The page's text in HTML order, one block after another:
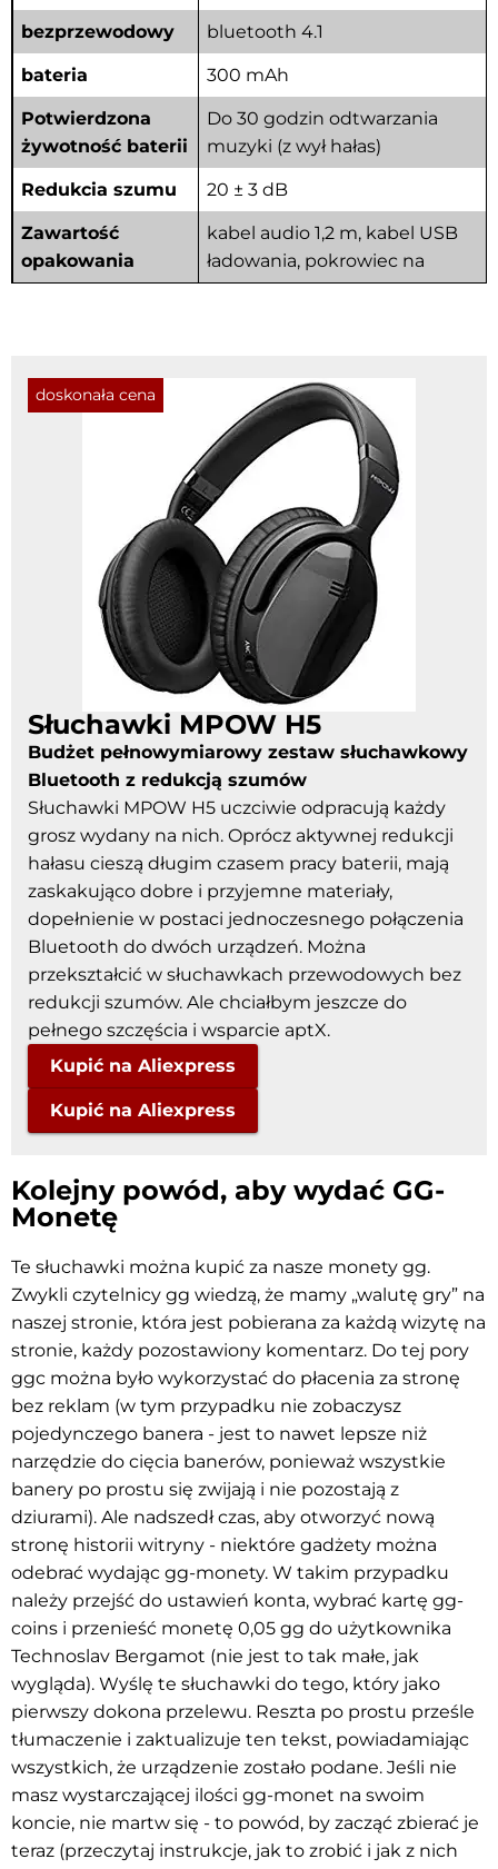
bezprzewodowy bluetooth 4.1
bateria 300 mAh
Potwierdzona
żywotność baterii
Do 30 godzin odtwarzania
muzyki (z wył hałas)
Redukcia szumu 20 ± 3 dB
Zawartość
opakowania
kabel audio 1,2 m, kabel USB
ładowania, pokrowiec na
doskonała cena
Słuchawki MPOW H5
Budżet pełnowymiarowy zestaw słuchawkowy
Bluetooth z redukcją szumów
Słuchawki MPOW H5 uczciwie odpracują każdy
grosz wydany na nich. Oprócz aktywnej redukcji
hałasu cieszą długim czasem pracy baterii, mają
zaskakująco dobre i przyjemne materiały,
dopełnienie w postaci jednoczesnego połączenia
Bluetooth do dwóch urządzeń. Można
przekształcić w słuchawkach przewodowych bez
redukcji szumów. Ale chciałbym jeszcze do
pełnego szczęścia i wsparcie aptX.
Kupić na Aliexpress
Kupić na Aliexpress
Kolejny powód, aby wydać GG-
Monetę
Te słuchawki można kupić za nasze monety gg.
Zwykli czytelnicy gg wiedzą, że mamy „walutę gry” na
naszej stronie, która jest pobierana za każdą wizytę na
stronie, każdy pozostawiony komentarz. Do tej pory
ggc można było wykorzystać do płacenia za stronę
bez reklam (w tym przypadku nie zobaczysz
pojedynczego banera - jest to nawet lepsze niż
narzędzie do cięcia banerów, ponieważ wszystkie
banery po prostu się zwijają i nie pozostają z
dziurami). Ale nadszedł czas, aby otworzyć nową
stronę historii witryny - niektóre gadżety można
odebrać wydając gg-monety. W takim przypadku
należy przejść do ustawień konta, wybrać kartę gg-
coins i przenieść monetę 0,05 gg do użytkownika
Technoslav Bergamot (nie jest to tak małe, jak
wygląda). Wyślę te słuchawki do tego, który jako
pierwszy dokona przelewu. Reszta po prostu prześle
tłumaczenie i zaktualizuje ten tekst, powiadamiając
wszystkich, że urządzenie zostało podane. Jeśli nie
masz wystarczającej ilości gg-monet na swoim
koncie, nie martw się - to powód, by zacząć zbierać je
teraz (przeczytaj instrukcje, jak to zrobić i jak z nich